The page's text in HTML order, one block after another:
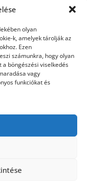
olyan
k, amelyek tárolják az
Ezen
számunkra, hogy olyan
böngészési viselkedés
vagy
funkciókat és
Muri Enikő
RTL Klub
Róbert Takács Nikolas
Vastag Tamás
videók
döntő Zámbó
2014 – hírek –